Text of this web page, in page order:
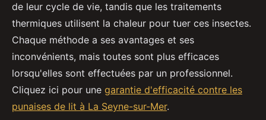
de leur cycle de vie, tandis que les traitements
thermiques utilisent la chaleur pour tuer ces insectes.
Chaque méthode a ses avantages et ses
inconvénients, mais toutes sont plus efficaces
lorsqu'elles sont effectuées par un professionnel.
Cliquez ici pour une garantie d'efficacité contre les
punaises de lit à La Seyne-sur-Mer.